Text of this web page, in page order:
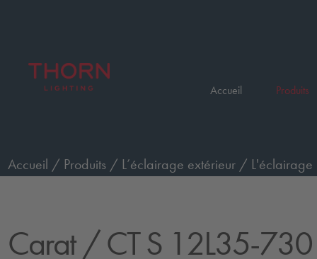
Accueil Produits
Accueil / Produits / L’éclairage extérieur / L'éclairage
Carat/ CT S 12L35-730